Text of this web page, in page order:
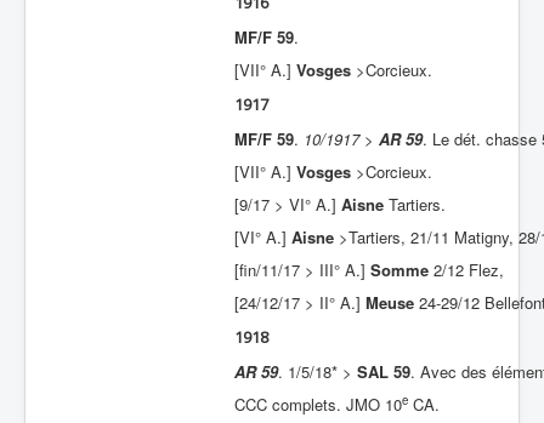
MF/F 59.
[VII° A.] Vosges >Corcieux.
1917
MF/F 59. 10/1917> AR 59. Le dét. chasse
[VII° A.] Vosges >Corcieux.
[9/17 > VI° A.] Aisne Tartiers.
[VI° A.] Aisne >Tartiers, 21/11 Matigny,
[fin/11/17 > III° A.] Somme 2/12 Flez,
[24/12/17 > II° A.] Meuse 24-29/12
1918
AR 59. 1/5/18* > SAL 59. Avec des
CCC complets. JMO 10e CA.